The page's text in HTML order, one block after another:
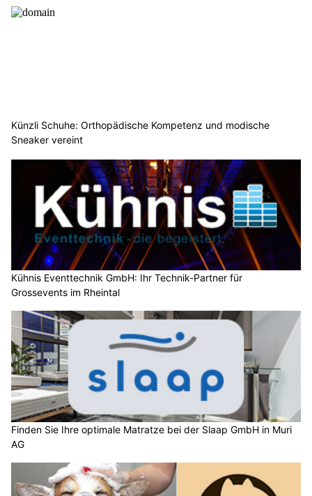
Künzli Schuhe: Orthopädische Kompetenz und modische
Sneaker vereint
Kühnis Eventtechnik GmbH: Ihr Technik-Partner für
Grossevents im Rheintal
Finden Sie Ihre optimale Matratze bei der Slaap GmbH in Muri
AG